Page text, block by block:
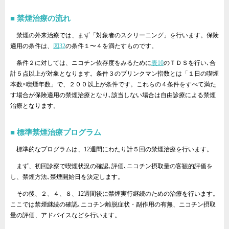
禁煙治療の流れ
禁煙の外来治療では、まず「対象者のスクリーニング」を行います。保険
適用の条件は、
図32の条件１〜４を満たすものです。
条件２に対しては、ニコチン依存度をみるために表10のＴＤＳを行い､合
計５点以上が対象となります。条件３のブリンクマン指数とは「１日の喫煙
本数×喫煙年数」で、２００以上が条件です。これらの４条件をすべて満た
す場合が保険適用の禁煙治療となり､該当しない場合は自由診療による禁煙
治療となります。
標準禁煙治療プログラム
標準的なプログラムは、12週間にわたり計５回の禁煙治療を行います。
まず、初回診察で喫煙状況の確認､評価､ニコチン摂取量の客観的評価を
し、禁煙方法､禁煙開始日を決定します。
その後、２、４、８、12週間後に禁煙実行継続のための治療を行います。
ここでは禁煙継続の確認､ニコチン離脱症状・副作用の有無、ニコチン摂取
量の評価、アドバイスなどを行います。